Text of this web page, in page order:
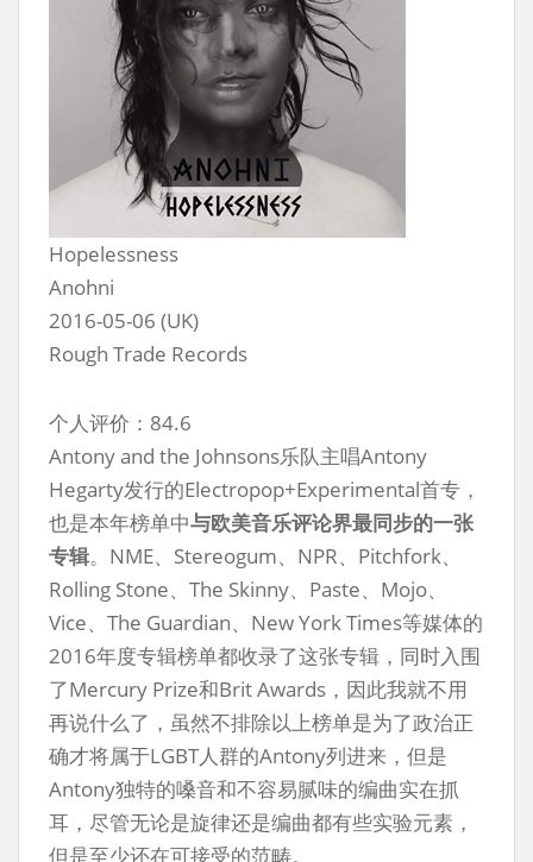
Hopelessness
Anohni
2016-05-06 (UK)
Rough Trade Records
个人评价：84.6
Antony and the Johnsons乐队主唱Antony
Hegarty发行的Electropop+Experimental首专，
也是本年榜单中与欧美音乐评论界最同步的一张
专辑。NME、Stereogum、NPR、Pitchfork、
Rolling Stone、The Skinny、Paste、Mojo、
Vice、The Guardian、New York Times等媒体的
2016年度专辑榜单都收录了这张专辑，同时入围
了Mercury Prize和Brit Awards，因此我就不用
再说什么了，虽然不排除以上榜单是为了政治正
确才将属于LGBT人群的Antony列进来，但是
Antony独特的嗓音和不容易腻味的编曲实在抓
耳，尽管无论是旋律还是编曲都有些实验元素，
但是至少还在可接受的范畴。